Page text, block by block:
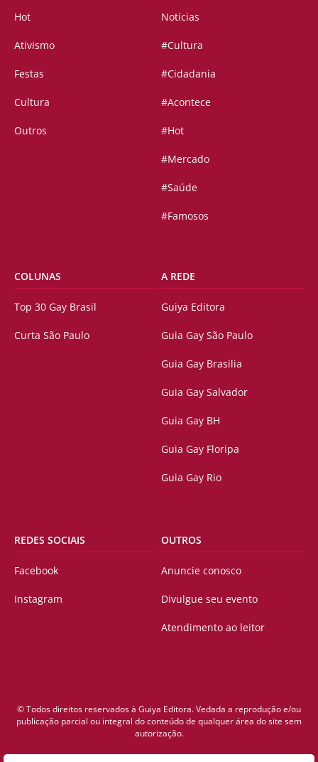
Hot
Ativismo
Festas
Cultura
Outros
Notícias
#Cultura
#Cidadania
#Acontece
#Hot
#Mercado
#Saúde
#Famosos
COLUNAS
Top 30 Gay Brasil
Curta São Paulo
A REDE
Guiya Editora
Guia Gay São Paulo
Guia Gay Brasilia
Guia Gay Salvador
Guia Gay BH
Guia Gay Floripa
Guia Gay Rio
REDES SOCIAIS
Facebook
Instagram
OUTROS
Anuncie conosco
Divulgue seu evento
Atendimento ao leitor
© Todos direitos reservados à Guiya Editora. Vedada a reprodução e/ou
publicação parcial ou integral do conteúdo de qualquer área do site sem
autorização.